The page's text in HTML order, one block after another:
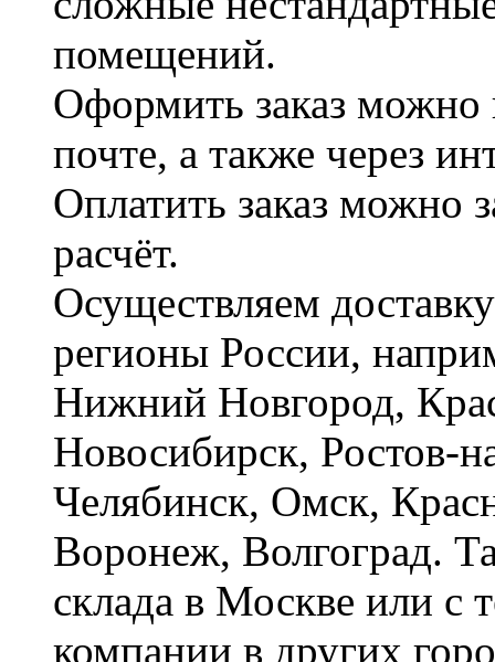
помещений.
Оформить заказ можно
почте, а также через
Оплатить заказ можно
расчёт.
Осуществляем
регионы России,
Нижний Новгород,
Новосибирск, Ростов-
Челябинск, Омск,
Воронеж, Волгоград.
склада в Москве или с
компании в других